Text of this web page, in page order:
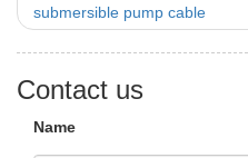
submersible pump cable
Contact us
Name